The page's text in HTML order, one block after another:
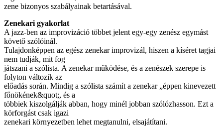
zene bizonyos szabályainak betartásával.
Zenekari gyakorlat
A jazz-ben az improvizáció többet jelent egy-egy zenész egymást
követő szólóinál.
Tulajdonképpen az egész zenekar improvizál, hiszen a kíséret tagjai
nem tudják, mit fog
játszani a szólista. A zenekar működése, és a zenészek szerepe is
folyton változik az
előadás során. Mindig a szólista számít a zenekar „éppen kinevezett
főnökének&quot;, és a
többiek kiszolgálják abban, hogy minél jobban szólózhasson. Ezt a
körforgást csak igazi
zenekari környezetben lehet megtanulni, elsajátítani.